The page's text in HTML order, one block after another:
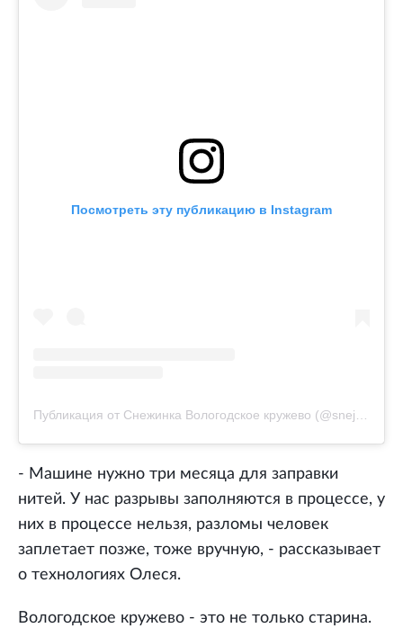
Посмотреть эту публикацию в Instagram
Публикация от Снежинка Вологодское кружево (@snejinkalace)
- Машине нужно три месяца для заправки
нитей. У нас разрывы заполняются в процессе, у
них в процессе нельзя, разломы человек
заплетает позже, тоже вручную, - рассказывает
о технологиях Олеся.
Вологодское кружево - это не только старина.